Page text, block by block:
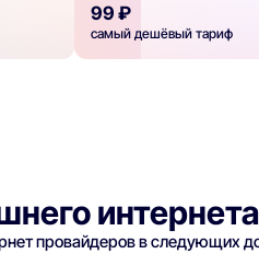
99 ₽
самый дешёвый тариф
интернета
провайдеров в следующих